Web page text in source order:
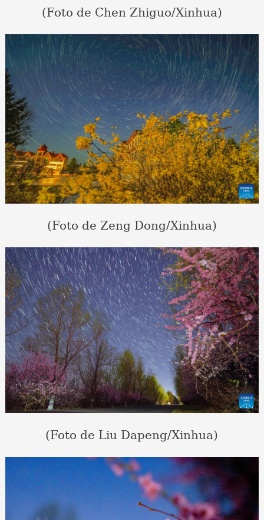
(Foto de Chen Zhiguo/Xinhua)
(Foto de Zeng Dong/Xinhua)
(Foto de Liu Dapeng/Xinhua)